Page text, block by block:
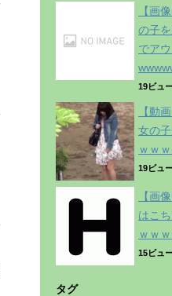
【画
の子
でアウ
19ビュ
【動
女の
ｗｗ
19ビュ
【画
はこ
ｗｗ
15ビュ
タグ